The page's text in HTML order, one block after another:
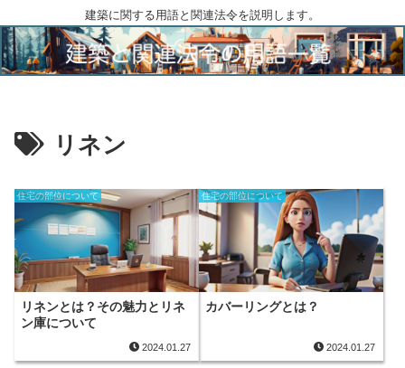
建築に関する用語と関連法令を説明します。
リネン
住宅の部位について
リネンとは？その魅力とリネ
ン庫について
2024.01.27
住宅の部位について
カバーリングとは？
2024.01.27